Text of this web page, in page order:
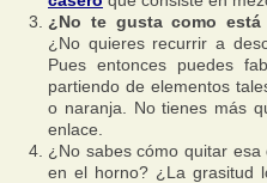
¿No te gusta como
¿No quieres recurrir a
Pues entonces puedes
partiendo de elementos
o naranja. No tienes más
enlace.
¿No sabes cómo quitar
en el horno? ¿La grasitud